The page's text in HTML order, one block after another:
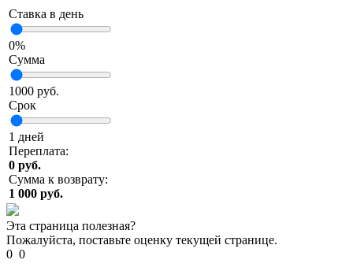
Ставка в день
0%
Сумма
1000 руб.
Срок
1 дней
Переплата:
0 руб.
Сумма к возврату:
1 000 руб.
Эта страница полезная?
Пожалуйста, поставьте оценку текущей странице.
0 0